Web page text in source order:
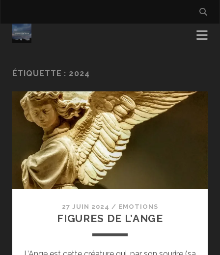
ÉTIQUETTE : 2024
27 JUIN 2024 / EMOTIONS
FIGURES DE L’ANGE